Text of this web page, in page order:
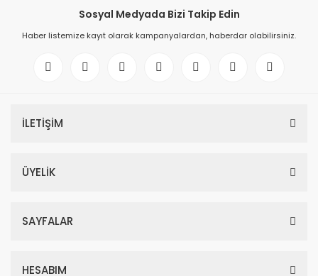
Sosyal Medyada Bizi Takip Edin
Haber listemize kayıt olarak kampanyalardan, haberdar olabilirsiniz.
İLETİŞİM
ÜYELİK
SAYFALAR
HESABIM